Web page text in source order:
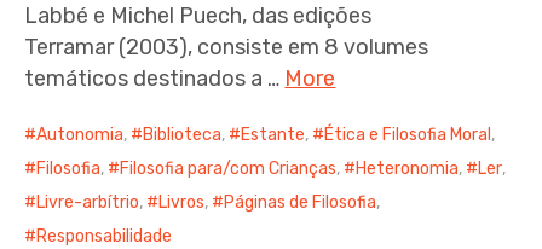
Labbé e Michel Puech, das edições
Terramar (2003), consiste em 8 volumes
temáticos destinados a … More
Autonomia, Biblioteca, Estante, Ética e Filosofia Moral ,
Filosofia, Filosofia para/com Crianças, Heteronomia, Ler,
Livre-arbítrio, Livros, Páginas de Filosofia,
Responsabilidade